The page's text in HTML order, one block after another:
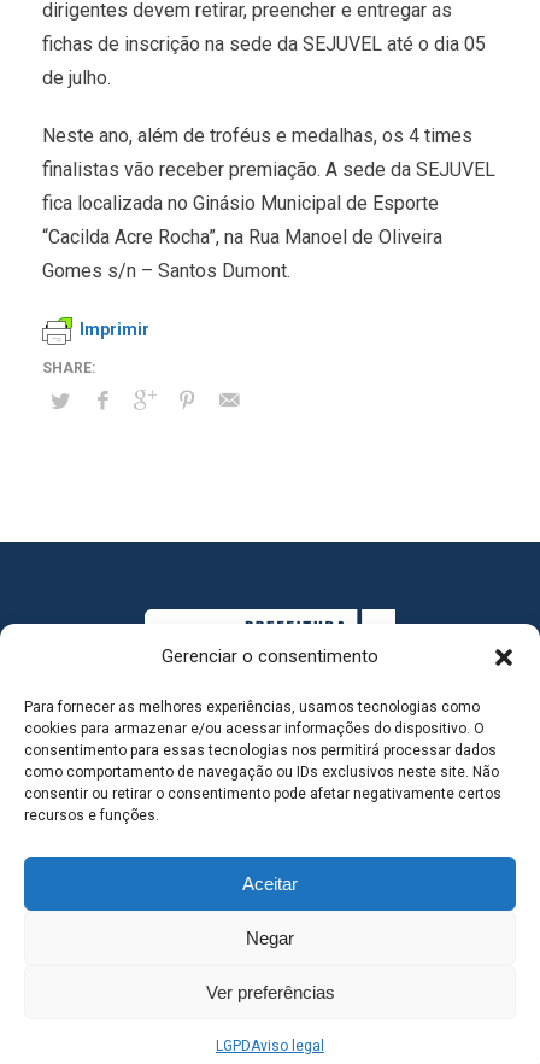
Gerenciar o consentimento
Para fornecer as melhores experiências, usamos tecnologias como
cookies para armazenar e/ou acessar informações do dispositivo. O
consentimento para essas tecnologias nos permitirá processar dados
como comportamento de navegação ou IDs exclusivos neste site. Não
consentir ou retirar o consentimento pode afetar negativamente certos
recursos e funções.
Aceitar
Negar
Ver preferências
LGPDAviso legal
dirigentes devem retirar, preencher e entregar as
fichas de inscrição na sede da SEJUVEL até o dia 05
de julho.
Neste ano, além de troféus e medalhas, os 4 times
finalistas vão receber premiação. A sede da SEJUVEL
fica localizada no Ginásio Municipal de Esporte
“Cacilda Acre Rocha”, na Rua Manoel de Oliveira
Gomes s/n – Santos Dumont.
Imprimir
MAPA DO SITE
SEDE DO ADMINISTRATIVO MUNICIPAL - Avenida